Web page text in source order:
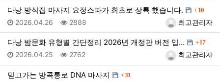
다낭 방석집 마사지 요정스파가 최초로 상륙 했습니다. 댓글
10
등록자최고관리자
등록일
2026.04.26 조회
2888
다낭 밤문화 유형별 간단정리 2026년 개정판 버전 입… 댓글
17
등록자최고관리자
등록일
2026.04.25 조회
2762
믿고가는 방콕통로 DNA 마사지 댓글
31